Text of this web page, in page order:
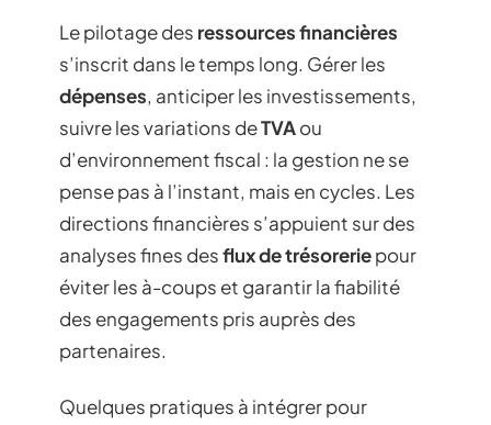
Le pilotage des ressources financières
s’inscrit dans le temps long. Gérer les
dépenses, anticiper les investissements,
suivre les variations deTVAou
d’environnement fiscal : la gestion ne se
pense pas à l’instant, mais en cycles. Les
directions financières s’appuient sur des
analyses fines desflux de trésoreriepour
éviter les à-coups et garantir la fiabilité
des engagements pris auprès des
partenaires.
Quelques pratiques à intégrer pour